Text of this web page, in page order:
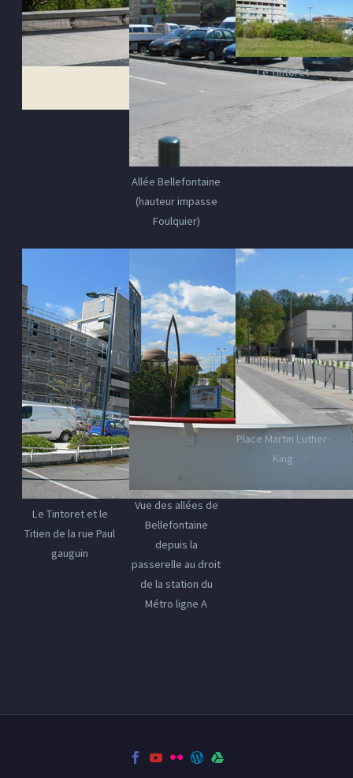
Allée Bellefontaine
(hauteur impasse
Foulquier)
Le Tintoret
Le Tintoret et le
Titien de la rue Paul
gauguin
Vue des allées de
Bellefontaine
depuis la
passerelle au droit
de la station du
Métro ligne A
Place Martin Luther-
King